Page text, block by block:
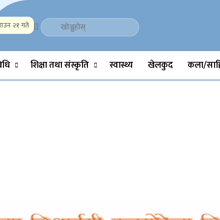
Science, Technology, Social, Media, Sports, Youth, Model
२१ गते
शिक्षा तथा संस्कृति स्वास्थ्य खेलकुद कला/